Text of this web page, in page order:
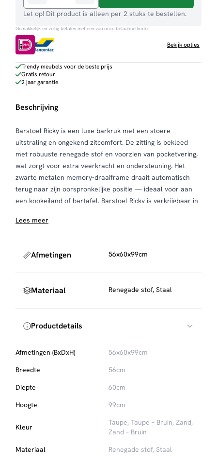
Ricky
Let op! Dit product is alleen per 2 stuks te bestellen.
Gemakkelijk en veilig betalen met een van onze betaalmethodes
Bekijk opties
Trendy meubels voor de beste prijs
Gratis retour
2 jaar garantie
Beschrijving
Barstoel Ricky is een luxe barkruk met een stoere
uitstraling en ongekend zitcomfort. De zitting is bekleed
met robuuste renegade stof en voorzien van pocketvering,
wat zorgt voor extra veerkracht en ondersteuning. Het
zwarte metalen memory-draaiframe draait automatisch
terug naar zijn oorspronkelijke positie — ideaal voor aan
een kookeiland of bartafel. Barstoel Ricky is verkrijgbaar in
armstoel uit dezelfde serie. De stoel wordt geleverd per
Om de stof mooi te houden, raden we aan de barstoel
regelmatig te stofzuigen met een zachte meubelborstel.
impregneermiddel
gebruiken, die eenvoudig mee te
Lees meer
Afmetingen 56x60x99cm
Materiaal Renegade stof, Staal
Productdetails
Afmetingen (BxDxH)
56x60x99cm
Breedte
56cm
Diepte
60cm
Hoogte
99cm
Kleur
Taupe, Taupe – Bruin, Zand,
Zand – Bruin
Materiaal
Renegade stof, Staal